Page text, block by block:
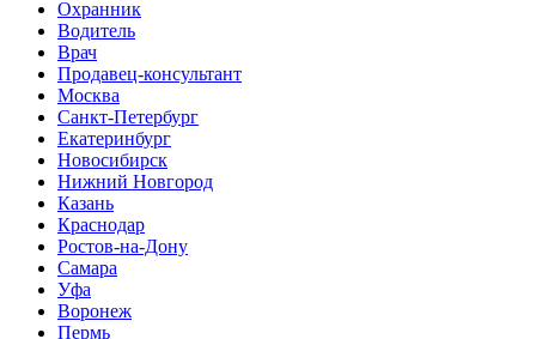
Охранник
Водитель
Врач
Продавец-консультант
Москва
Санкт-Петербург
Екатеринбург
Новосибирск
Нижний Новгород
Казань
Краснодар
Ростов-на-Дону
Самара
Уфа
Воронеж
Пермь